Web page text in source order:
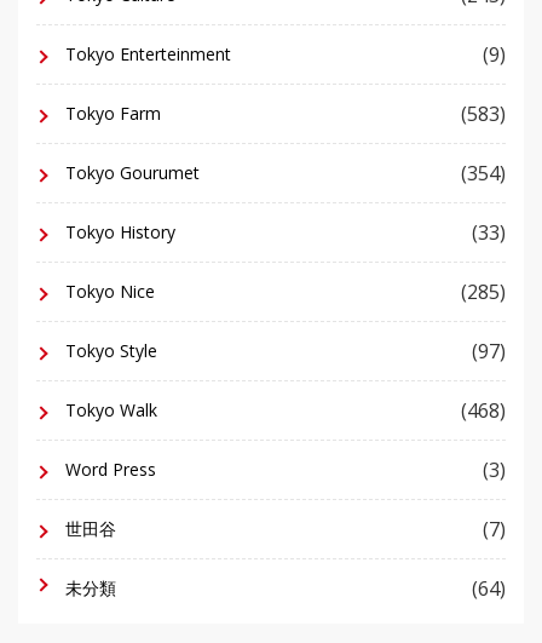
Tokyo Enterteinment (9)
Tokyo Farm (583)
Tokyo Gourumet (354)
Tokyo History (33)
Tokyo Nice (285)
Tokyo Style (97)
Tokyo Walk (468)
Word Press (3)
世田谷 (7)
未分類 (64)